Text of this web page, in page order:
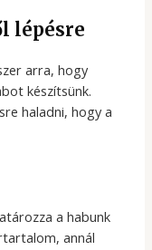
lépésre
arra, hogy
készítsünk.
haladni, hogy a
a habunk
annál